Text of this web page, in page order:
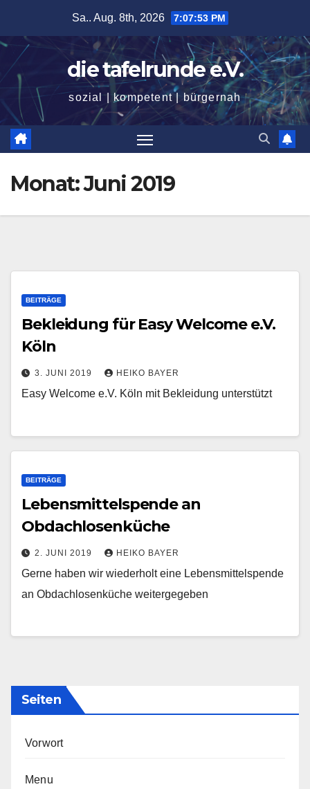
springen
Sa.. Aug. 8th, 2026 7:07:54 PM
die tafelrunde e.V.
sozial | kompetent | bürgernah
Monat:Juni 2019
BEITRÄGE
Bekleidung für Easy Welcome e.V.
Köln
3. JUNI 2019 HEIKO BAYER
Easy Welcome e.V. Köln mit Bekleidung unterstützt
BEITRÄGE
Lebensmittelspende an
Obdachlosenküche
2. JUNI 2019 HEIKO BAYER
Gerne haben wir wiederholt eine Lebensmittelspende
an Obdachlosenküche weitergegeben
Seiten
Vorwort
Menu